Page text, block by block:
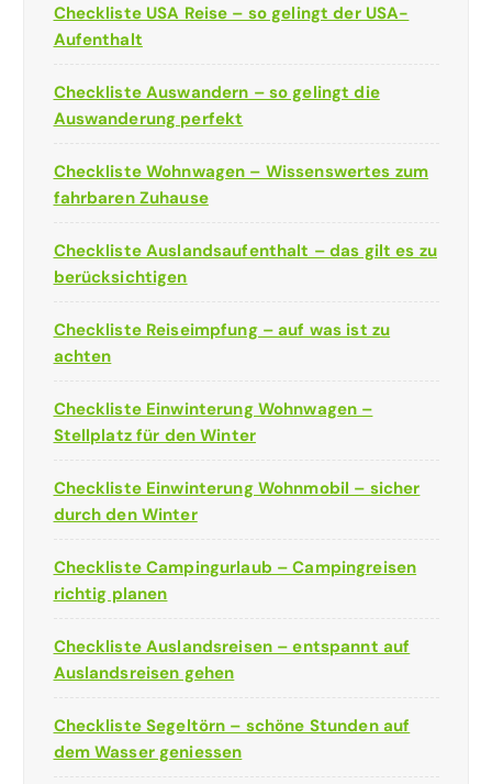
Checkliste USA Reise – so gelingt der USA-
Aufenthalt
Checkliste Auswandern – so gelingt die
Auswanderung perfekt
Checkliste Wohnwagen – Wissenswertes zum
fahrbaren Zuhause
Checkliste Auslandsaufenthalt – das gilt es zu
berücksichtigen
Checkliste Reiseimpfung – auf was ist zu
achten
Checkliste Einwinterung Wohnwagen –
Stellplatz für den Winter
Checkliste Einwinterung Wohnmobil – sicher
durch den Winter
Checkliste Campingurlaub – Campingreisen
richtig planen
Checkliste Auslandsreisen – entspannt auf
Auslandsreisen gehen
Checkliste Segeltörn – schöne Stunden auf
dem Wasser geniessen